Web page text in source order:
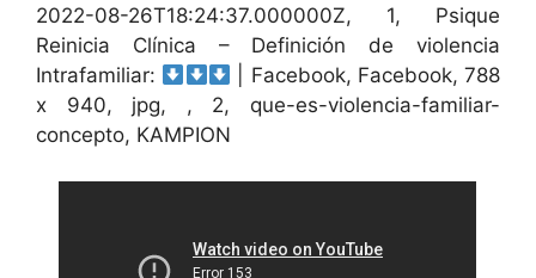
2022-08-26T18:24:37.000000Z, 1, Psique
Reinicia Clínica – Definición de violencia
Intrafamiliar:
| Facebook, Facebook, 788
x 940, jpg, , 2, que-es-violencia-familiar-
concepto, KAMPION